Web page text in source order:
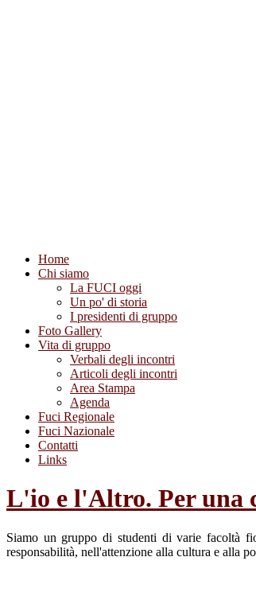
Home
Chi siamo
La FUCI oggi
Un po' di storia
I presidenti di gruppo
Foto Gallery
Vita di gruppo
Verbali degli incontri
Articoli degli incontri
Area Stampa
Agenda
Fuci Regionale
Fuci Nazionale
Contatti
Links
L'io e l'Altro. Per una
Siamo un gruppo di studenti di varie facoltà
responsabilità, nell'attenzione alla cultura e alla